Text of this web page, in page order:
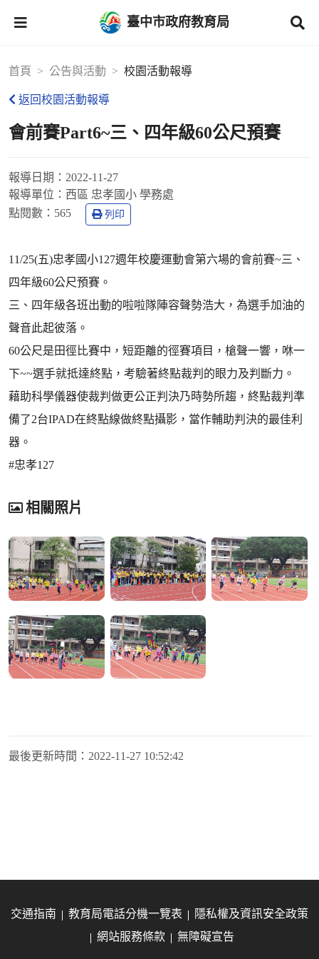
臺中市政府教育局
首頁 公告與活動 校園活動報導
返回校園活動報導
會前賽Part6~三、四年級60公尺預賽
報導日期： 2022-11-27
報導單位： 西區 忠孝國小 學務處
點閱數： 565 列印
11/25(五)忠孝國小127週年校慶運動會第六場的會前賽~三、
四年級60公尺預賽。
三、四年級各班出動的啦啦隊陣容聲勢浩大，為選手加油的
聲音此起彼落。
60公尺是田徑比賽中，短距離的徑賽項目，槍聲一響，咻一
下~~選手就抵達終點，考驗著終點裁判的眼力及判斷力。
藉助科學儀器使裁判做更公正判決乃時勢所趨，終點裁判準
備了2台IPAD在終點線做終點攝影，當作輔助判決的最佳利
器。
#忠孝127
相關照片
最後更新時間： 2022-11-27 10:52:42
交通指南 教育局電話分機一覽表
隱私權及資訊安全政策
網站服務條款
無障礙宣告